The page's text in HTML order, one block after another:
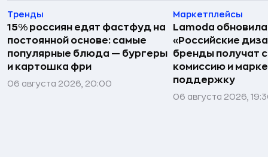
Тренды
15% россиян едят фастфуд на
постоянной основе: самые
популярные блюда — бургеры
и картошка фри
06 августа 2026, 20:00
Маркетплейсы
Lamoda
«Российские
бренды получат
комиссию и
поддержку
06 августа 2026,